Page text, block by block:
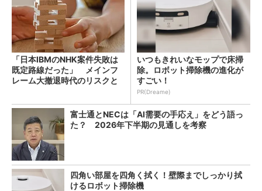
「日本IBMのNHK案件失敗は
既定路線だった」 メインフ
レーム大撤退時代のリスクと
いつもきれいなモップで床掃
除。ロボット掃除機の進化が
すごい！
PR(Dreame)
富士通とNECは「AI需要の手応え」をどう語っ
た？ 2026年下半期の見通しを考察
四角い部屋を四角く拭く！壁際までしっかり拭
けるロボット掃除機